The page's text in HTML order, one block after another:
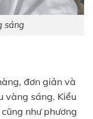
sáng
đơn giản và
vàng sáng. Kiểu
như phương